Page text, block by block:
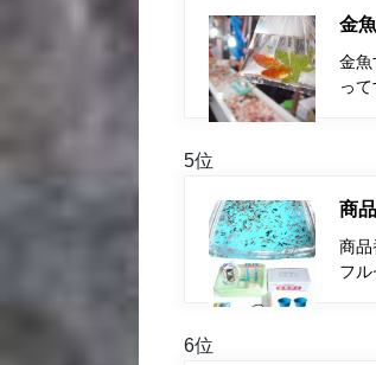
金
金
っ
5位
商
商
フ
6位